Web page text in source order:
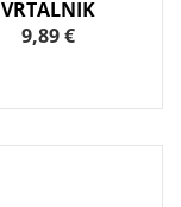
VRTALNIK
9,89 €